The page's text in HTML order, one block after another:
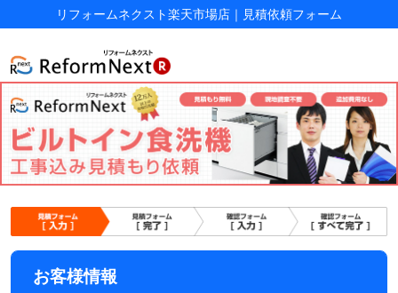
リフォームネクスト楽天市場店 ｜ 見積依頼フォーム
お客様情報